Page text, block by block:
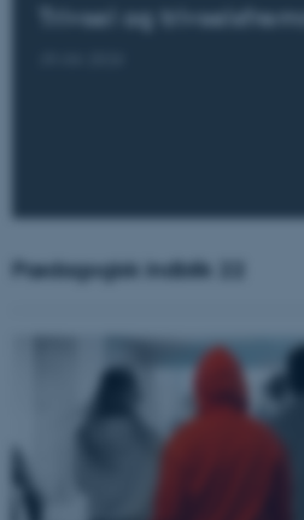
Trivsel og
Pædagogisk indblik 22